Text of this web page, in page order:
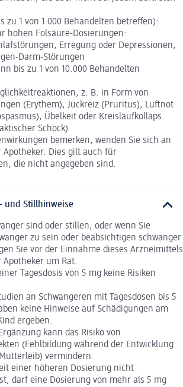
zu 1 von 1.000 Behandelten betreffen):
hohen Folsäure-Dosierungen:
Erregung oder Depressionen,
Darm-Störungen
bis zu 1 von 10.000 Behandelten
z. B. in Form von
(Erythem), Juckreiz (Pruritus), Luftnot
Übelkeit oder Kreislaufkollaps
Schock)
bemerken, wenden Sie sich an
Apotheker. Dies gilt auch für
die nicht angegeben sind.
und Stillhinweise
sind oder stillen, oder wenn Sie
zu sein oder beabsichtigen schwanger
Sie vor der Einnahme dieses Arzneimittels
Apotheker um Rat.
Tagesdosis von 5 mg keine Risiken
an Schwangeren mit Tagesdosen bis 5
keine Hinweise auf Schädigungen am
ergeben.
kann das Risiko von
(Fehlbildung während der Entwicklung
vermindern.
einer höheren Dosierung nicht
darf eine Dosierung von mehr als 5 mg